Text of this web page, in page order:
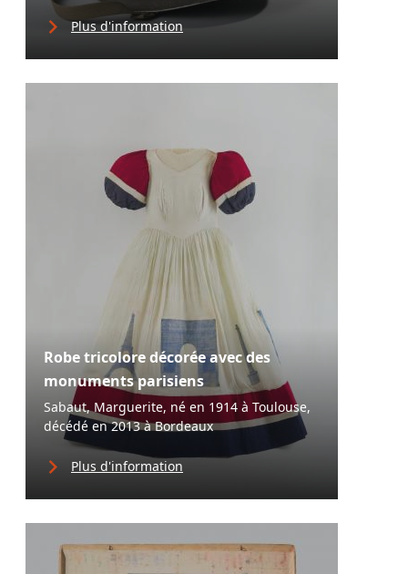
Plus d'information
Robe tricolore décorée avec des
monuments parisiens
Sabaut, Marguerite, né en 1914 à Toulouse,
décédé en 2013 à Bordeaux
Plus d'information